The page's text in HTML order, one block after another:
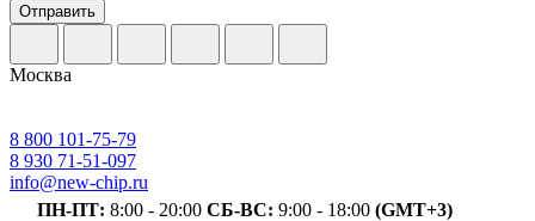
Отправить
Москва
8 800 101-75-79
8 930 71-51-097
info@new-chip.ru
ПН-ПТ: 8:00 - 20:00 СБ-ВС: 9:00 - 18:00 (GMT+3)